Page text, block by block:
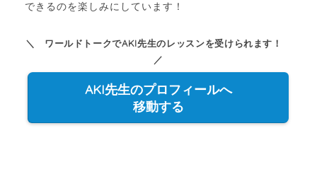
できるのを楽しみにしています！
＼ ワールドトークでAKI先生のレッスンを受けられます！
／
AKI先生のプロフィールへ
移動する